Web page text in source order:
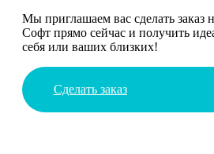
Мы приглашаем вас сделать заказ
Софт прямо сейчас и получить
себя или ваших близких!
Сделать заказ